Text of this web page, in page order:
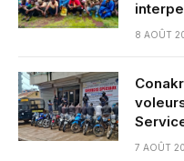
8 AOÛT
7 AOÛT